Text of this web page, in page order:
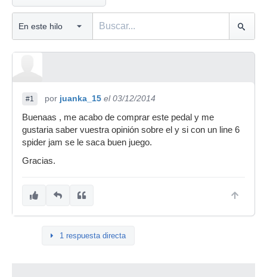
#1 por juanka_15 el 03/12/2014
Buenaas , me acabo de comprar este pedal y me
gustaria saber vuestra opinión sobre el y si con un line 6
spider jam se le saca buen juego.
Gracias.
1 respuesta directa